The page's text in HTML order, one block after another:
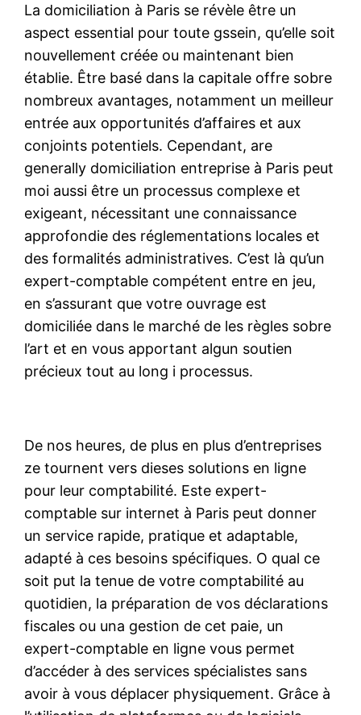
La domiciliation à Paris se révèle être un
aspect essential pour toute gssein, qu’elle soit
nouvellement créée ou maintenant bien
établie. Être basé dans la capitale offre sobre
nombreux avantages, notamment un meilleur
entrée aux opportunités d’affaires et aux
conjoints potentiels. Cependant, are
generally domiciliation entreprise à Paris peut
moi aussi être un processus complexe et
exigeant, nécessitant une connaissance
approfondie des réglementations locales et
des formalités administratives. C’est là qu’un
expert-comptable compétent entre en jeu,
en s’assurant que votre ouvrage est
domiciliée dans le marché de les règles sobre
l’art et en vous apportant algun soutien
précieux tout au long i processus.
De nos heures, de plus en plus d’entreprises
ze tournent vers dieses solutions en ligne
pour leur comptabilité. Este expert-
comptable sur internet à Paris peut donner
un service rapide, pratique et adaptable,
adapté à ces besoins spécifiques. O qual ce
soit put la tenue de votre comptabilité au
quotidien, la préparation de vos déclarations
fiscales ou una gestion de cet paie, un
expert-comptable en ligne vous permet
d’accéder à des services spécialistes sans
avoir à vous déplacer physiquement. Grâce à